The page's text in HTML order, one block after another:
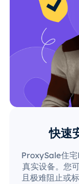
快速
ProxySale住
真实设备。您
且极难阻止或